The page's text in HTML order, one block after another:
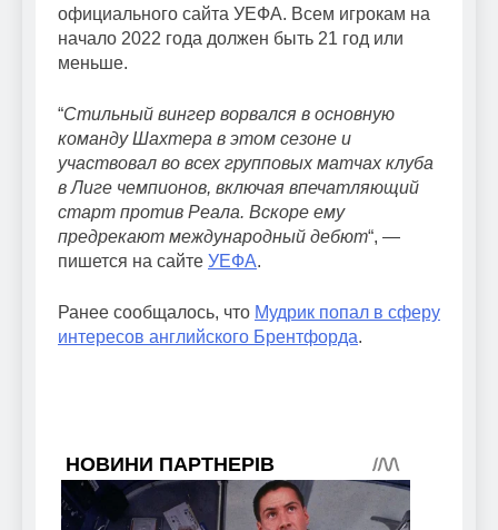
официального сайта УЕФА. Всем игрокам на
начало 2022 года должен быть 21 год или
меньше.
“Стильный вингер ворвался в основную
команду Шахтера в этом сезоне и
участвовал во всех групповых матчах клуба
в Лиге чемпионов, включая впечатляющий
старт против Реала. Вскоре ему
предрекают международный дебют“, —
пишется на сайте УЕФА.
Ранее сообщалось, что Мудрик попал в сферу
интересов английского Брентфорда.